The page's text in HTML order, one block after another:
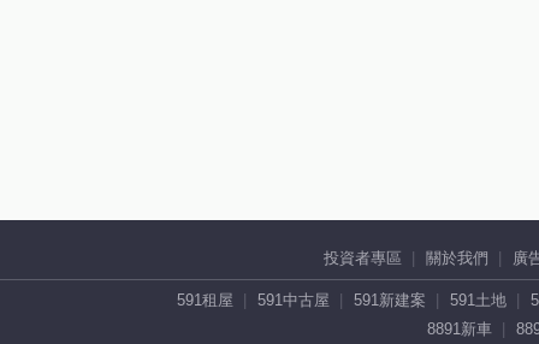
投資者專區 關於我們 廣
591租屋 591中古屋 591新建案 591土地
8891新車